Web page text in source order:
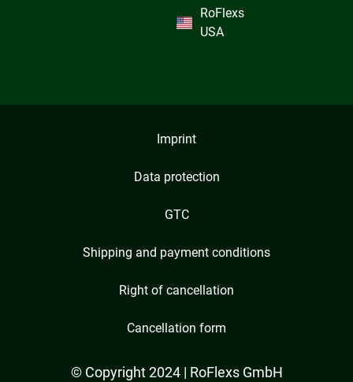
RoFlexs
USA
Imprint
Data protection
GTC
Shipping and payment conditions
Right of cancellation
Cancellation form
© Copyright 2024 | RoFlexs GmbH